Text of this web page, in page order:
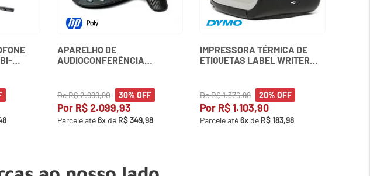
APARELHO DE
AUDIOCONFERÊNCIA
DeR$2.999,90 30% OFF
Por R$2.099,93
Parcele até6x de R$349,98
IMPRESSORA TÉRMICA DE
ETIQUETAS LABEL WRITER
DeR$1.376,98 20% OFF
Por R$1.103,90
Parcele até6x de R$183,98